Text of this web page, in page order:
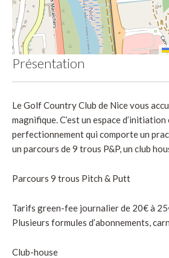
Présentation
Le Golf Country Club de Nice vous
magnifique. C’est un espace d’initiation
perfectionnement qui comporte un
un parcours de 9 trous P&P, un club
Parcours 9 trous Pitch & Putt
Tarifs green-fee journalier de 20€ à
Plusieurs formules d’abonnements,
Club-house